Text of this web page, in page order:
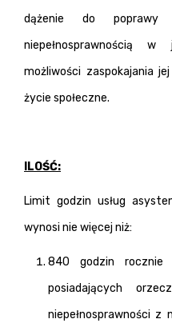
dążenie do poprawy
niepełnosprawnością
możliwości zaspokajania
życie społeczne.
ILOŚĆ:
Limit godzin usług
wynosi nie więcej niż:
840 godzin rocznie
posiadających
niepełnosprawności z